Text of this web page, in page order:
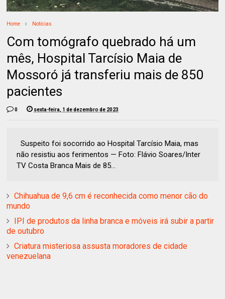
Home Notícias
Com tomógrafo quebrado há um
mês, Hospital Tarcísio Maia de
Mossoró já transferiu mais de 850
pacientes
0 sexta-feira, 1 de dezembro de 2023
Suspeito foi socorrido ao Hospital Tarcísio Maia, mas
não resistiu aos ferimentos — Foto: Flávio Soares/Inter
TV Costa Branca Mais de 85...
Chihuahua de 9,6 cm é reconhecida como menor cão do
mundo
IPI de produtos da linha branca e móveis irá subir a partir
de outubro
Criatura misteriosa assusta moradores de cidade
venezuelana